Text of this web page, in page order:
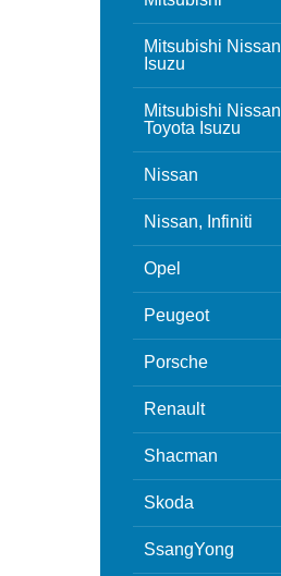
Mitsubishi Nissan
Isuzu
Mitsubishi Nissan
Toyota Isuzu
Nissan
Nissan, Infiniti
Opel
Peugeot
Porsche
Renault
Shacman
Skoda
SsangYong